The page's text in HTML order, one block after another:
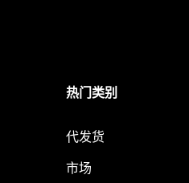
热门类别
代发货
市场